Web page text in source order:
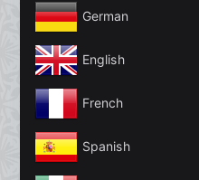
German
English
French
Spanish